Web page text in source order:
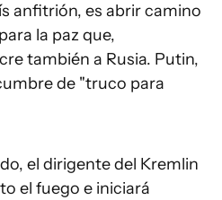
anfitrión, es abrir camino
la paz que,
también a Rusia. Putin,
de "truco para
el dirigente del Kremlin
el fuego e iniciará